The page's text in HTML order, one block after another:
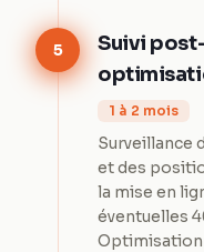
5
Suivi
1 à 2 mois
Surveillance
et des
la mise en
éventuelles
Optimisation